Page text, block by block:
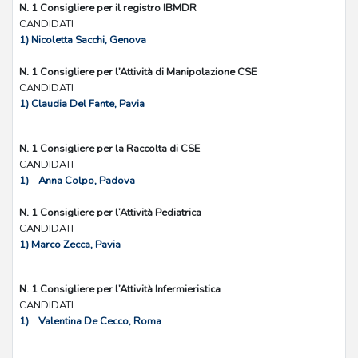
N. 1 Consigliere per il registro IBMDR
CANDIDATI
1) Nicoletta Sacchi, Genova
N. 1 Consigliere per l’Attività di Manipolazione CSE
CANDIDATI
1) Claudia Del Fante, Pavia
N. 1 Consigliere per la Raccolta di CSE
CANDIDATI
1) Anna Colpo, Padova
N. 1 Consigliere per l’Attività Pediatrica
CANDIDATI
1) Marco Zecca, Pavia
N. 1 Consigliere per l’Attività Infermieristica
CANDIDATI
1) Valentina De Cecco, Roma